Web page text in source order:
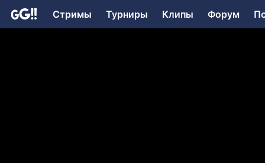
Стримы Турниры Клипы Форум